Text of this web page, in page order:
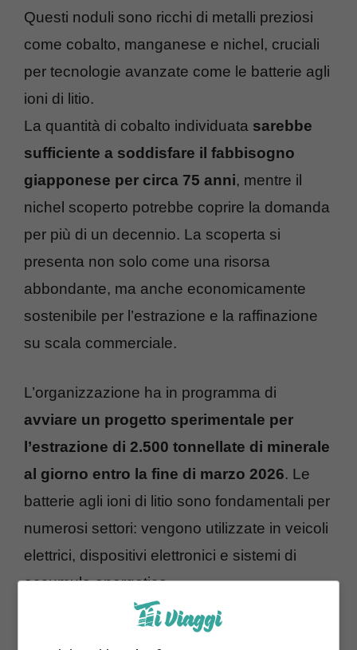
Questi noduli sono ricchi di metalli preziosi
come cobalto, manganese e nichel, cruciali
per tecnologie avanzate come le batterie agli
ioni di litio.
La quantità di cobalto individuata sarebbe
sufficiente a soddisfare il fabbisogno
giapponese per circa 75 anni, mentre il
nichel scoperto potrebbe coprire la domanda
per più di un decennio. La scoperta si
presenta non solo come una risorsa
abbondante, ma anche economicamente
sostenibile per l’estrazione e la raffinazione
su scala commerciale.
L’organizzazione ha in programma di
avviare un progetto sperimentale per
l’estrazione di 2.500 tonnellate di minerale
al giorno entro la fine di marzo 2026. Le
batterie agli ioni di litio sono fondamentali per
numerosi settori: vengono utilizzate in veicoli
elettrici, dispositivi elettronici e sistemi di
accumulo energetico.